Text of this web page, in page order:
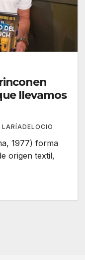
llevamos
LARÍADELOCIO
1977) forma
origen textil,